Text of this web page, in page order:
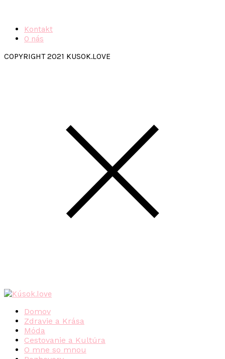
Kontakt
O nás
COPYRIGHT 2021 KUSOK.LOVE
Domov
Zdravie a Krása
Móda
Cestovanie a Kultúra
O mne so mnou